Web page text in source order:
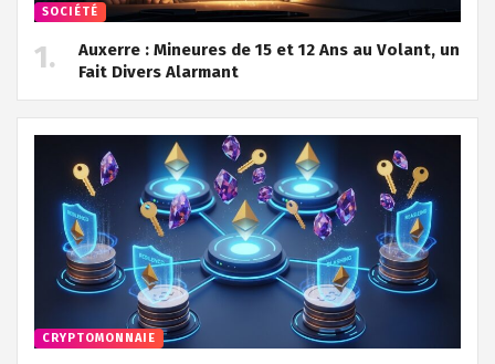
SOCIÉTÉ
Auxerre : Mineures de 15 et 12 Ans au Volant, un
Fait Divers Alarmant
CRYPTOMONNAIE